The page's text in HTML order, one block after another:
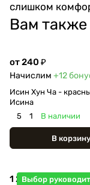
слишком
Вам
от 240 ₽
Начислим +12
Исин Хун Ча -
Исина
5
1 В наличии
В корзину
Выбор
1 250 ₽